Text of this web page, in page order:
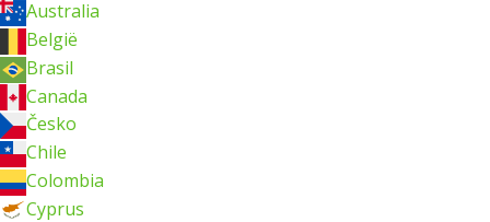
Australia
België
Brasil
Canada
Česko
Chile
Colombia
Cyprus